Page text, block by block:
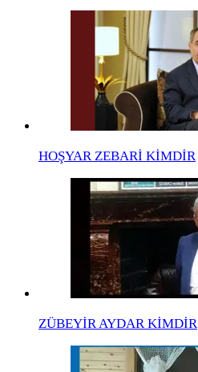
HOŞYAR ZEBARİ KİMDİR
ZÜBEYİR AYDAR KİMDİR